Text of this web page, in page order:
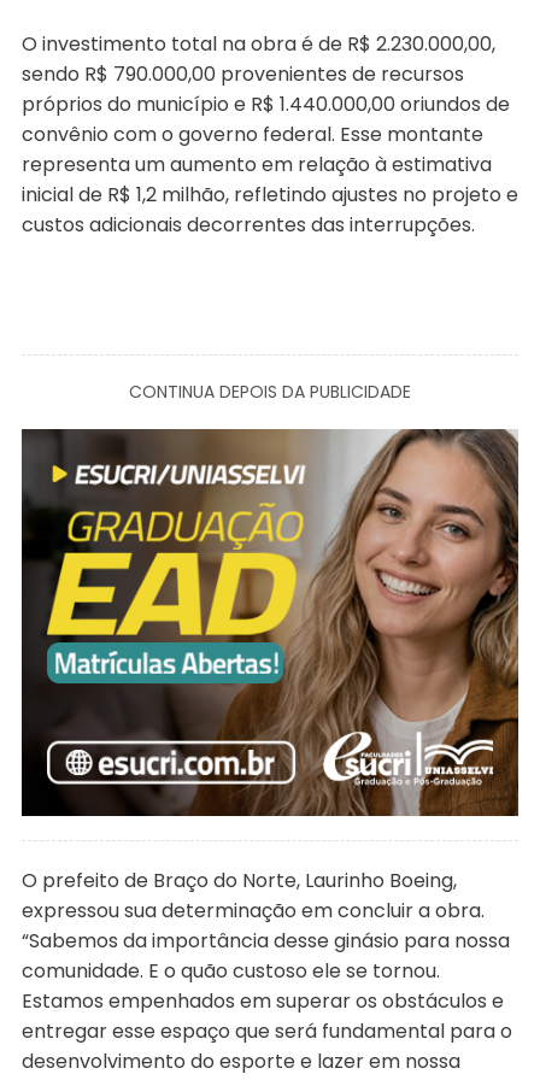
O investimento total na obra é de R$ 2.230.000,00,
sendo R$ 790.000,00 provenientes de recursos
próprios do município e R$ 1.440.000,00 oriundos de
convênio com o governo federal. Esse montante
representa um aumento em relação à estimativa
inicial de R$ 1,2 milhão, refletindo ajustes no projeto e
custos adicionais decorrentes das interrupções.
CONTINUA DEPOIS DA PUBLICIDADE
O prefeito de Braço do Norte, Laurinho Boeing,
expressou sua determinação em concluir a obra.
“Sabemos da importância desse ginásio para nossa
comunidade. E o quão custoso ele se tornou.
Estamos empenhados em superar os obstáculos e
entregar esse espaço que será fundamental para o
desenvolvimento do esporte e lazer em nossa